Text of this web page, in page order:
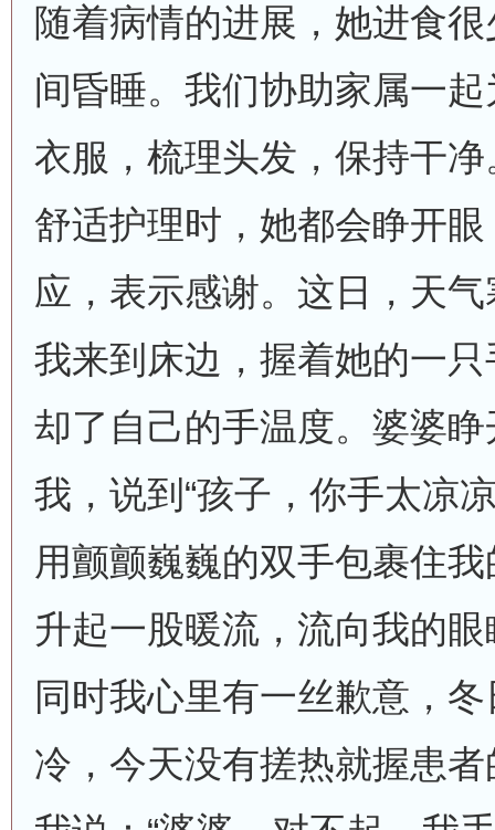
随着病情的进展，她进食
间昏睡。我们协助家属一
衣服，梳理头发，保持干
舒适护理时，她都会睁开
应，表示感谢。这日，天
我来到床边，握着她的一
却了自己的手温度。婆婆
我，说到“孩子，你手太凉
用颤颤巍巍的双手包裹住
升起一股暖流，流向我的
同时我心里有一丝歉意，
冷，今天没有搓热就握患